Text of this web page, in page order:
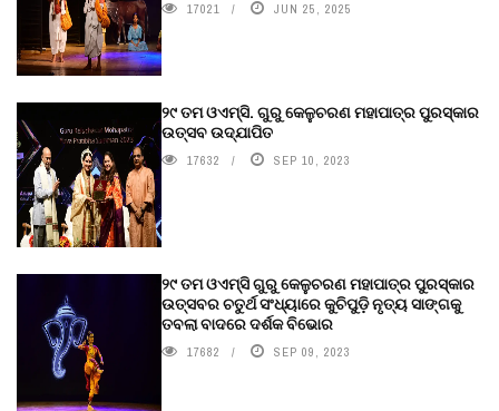
17021 JUN 25, 2025
୨୯ ତମ ଓଏମ୍‌ସି. ଗୁରୁ କେଳୁଚରଣ ମହାପାତ୍ର ପୁରସ୍କାର
ଉତ୍ସବ ଉଦ୍‍ଯାପିତ
17632 SEP 10, 2023
୨୯ ତମ ଓଏମ୍‌ସି ଗୁରୁ କେଳୁଚରଣ ମହାପାତ୍ର ପୁରସ୍କାର
ଉତ୍ସବର ଚତୁର୍ଥ ସଂଧ୍ୟାରେ କୁଚିପୁଡ଼ି ନୃତ୍ୟ ସାଙ୍ଗକୁ
ତବଲା ବାଦରେ ଦର୍ଶକ ବିଭୋର
17682 SEP 09, 2023